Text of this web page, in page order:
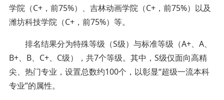
学院（C+，前75%）、吉林动画学院（C+，前75%）以及
潍坊科技学院（C+，前75%）等。
排名结果分为特殊等级（S级）与标准等级（A+、A、
B+、B、C+、C级），共7个等级。其中，S级仅面向高精
尖、热门专业，设置总数约100个，以彰显“超级一流本科
专业”的属性。